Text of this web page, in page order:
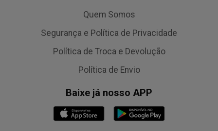
Quem Somos
Segurança e Política de Privacidade
Política de Troca e Devolução
Política de Envio
Baixe já nosso APP